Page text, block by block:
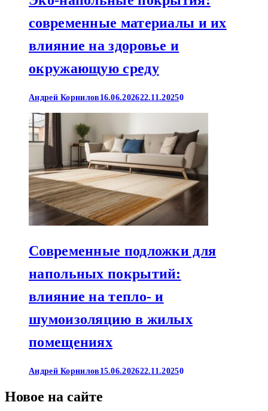
современные материалы и их
влияние на здоровье и
окружающую среду
Андрей Корнилов 16.06.202622.11.20250
Современные подложки для
напольных покрытий:
влияние на тепло- и
шумоизоляцию в жилых
помещениях
Андрей Корнилов 15.06.202622.11.20250
Новое на сайте